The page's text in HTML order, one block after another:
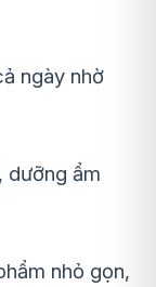
ngày nhờ
dưỡng ẩm
nhỏ gọn,